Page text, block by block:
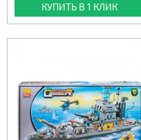
КУПИТЬ В 1 КЛИК